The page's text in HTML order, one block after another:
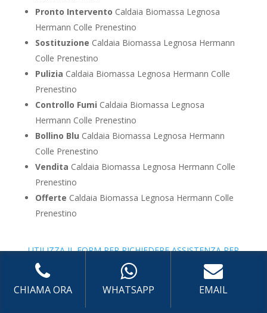
Pronto Intervento Caldaia Biomassa Legnosa
Hermann Colle Prenestino
Sostituzione Caldaia Biomassa Legnosa Hermann
Colle Prenestino
Pulizia Caldaia Biomassa Legnosa Hermann Colle
Prenestino
Controllo Fumi Caldaia Biomassa Legnosa
Hermann Colle Prenestino
Bollino Blu Caldaia Biomassa Legnosa Hermann
Colle Prenestino
Vendita Caldaia Biomassa Legnosa Hermann Colle
Prenestino
Offerte Caldaia Biomassa Legnosa Hermann Colle
Prenestino
UTILIZZA IL FORM PER RICHIEDERE ASSISTENZA PER
LA TUA CALDAIA
Assistenza Caldaia Zeolite
CHIAMA ORA WHATSAPP EMAIL